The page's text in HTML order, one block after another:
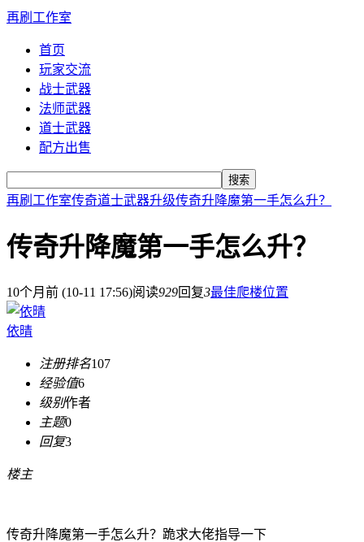
再刷工作室
首页
玩家交流
战士武器
法师武器
道士武器
配方出售
搜索
再刷工作室传奇道士武器升级传奇升降魔第一手怎么升？
传奇升降魔第一手怎么升？
10个月前 (10-11 17:56)阅读929回复3最佳爬楼位置
依晴
注册排名107
经验值6
级别作者
主题0
回复3
楼主
传奇升降魔第一手怎么升？跪求大佬指导一下